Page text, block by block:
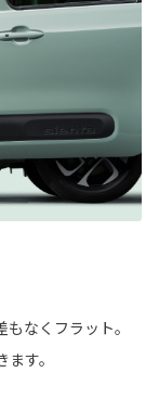
なくフラット。
す。